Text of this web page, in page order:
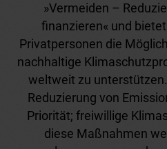
»Vermeiden –
finanzieren« und
Privatpersonen die
nachhaltige
weltweit zu
Reduzierung von
Priorität; freiwillige
diese Maßnahmen